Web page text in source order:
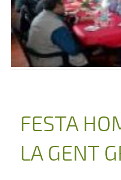
FESTA
LA GENT